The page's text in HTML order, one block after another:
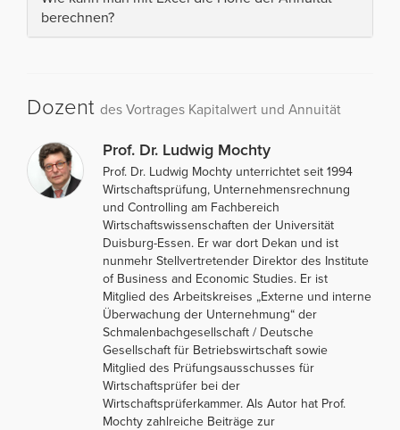
berechnen?
Dozent des Vortrages Kapitalwert und Annuität
Prof. Dr. Ludwig Mochty
Prof. Dr. Ludwig Mochty unterrichtet seit 1994
Wirtschaftsprüfung, Unternehmensrechnung
und Controlling am Fachbereich
Wirtschaftswissenschaften der Universität
Duisburg-Essen. Er war dort Dekan und ist
nunmehr Stellvertretender Direktor des Institute
of Business and Economic Studies. Er ist
Mitglied des Arbeitskreises „Externe und interne
Überwachung der Unternehmung“ der
Schmalenbachgesellschaft / Deutsche
Gesellschaft für Betriebswirtschaft sowie
Mitglied des Prüfungsausschusses für
Wirtschaftsprüfer bei der
Wirtschaftsprüferkammer. Als Autor hat Prof.
Mochty zahlreiche Beiträge zur